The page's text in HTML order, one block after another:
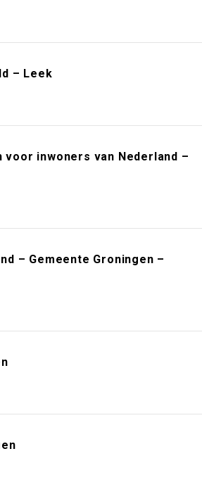
– Leek
inwoners van Nederland –
– Gemeente Groningen –